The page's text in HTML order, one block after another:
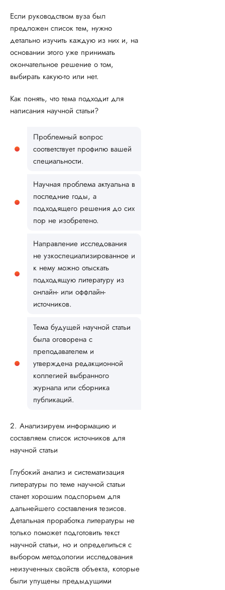
Если руководством вуза был
предложен список тем, нужно
детально изучить каждую из них и, на
основании этого уже принимать
окончательное решение о том,
выбирать какую-то или нет.
Как понять, что тема подходит для
написания научной статьи?
Проблемный вопрос
соответствует профилю вашей
специальности.
Научная проблема актуальна в
последние годы, а
подходящего решения до сих
пор не изобретено.
Направление исследования
не узкоспециализированное и
к нему можно отыскать
подходящую литературу из
онлайн- или оффлайн-
источников.
Тема будущей научной статьи
была оговорена с
преподавателем и
утверждена редакционной
коллегией выбранного
журнала или сборника
публикаций.
2. Анализируем информацию и
составляем список источников для
научной статьи
Глубокий анализ и систематизация
литературы по теме научной статьи
станет хорошим подспорьем для
дальнейшего составления тезисов.
Детальная проработка литературы не
только поможет подготовить текст
научной статьи, но и определиться с
выбором методологии исследования
неизученных свойств объекта, которые
были упущены предыдущими